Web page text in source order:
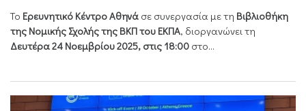
Το Ερευνητικό Κέντρο Αθηνά σε συνεργασία με τη Βιβλιοθήκη
της Νομικής Σχολής της ΒΚΠ του ΕΚΠΑ, διοργανώνει τη
Δευτέρα 24 Νοεμβρίου 2025, στις 18:00 στο...